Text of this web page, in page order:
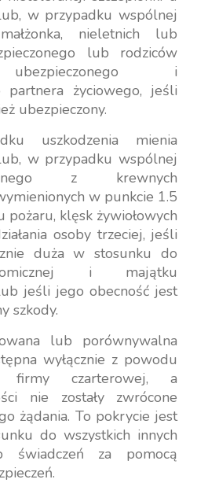
w przypadku wspólnej
nieletnich lub
lub rodziców
i
partnera życiowego, jeśli
ubezpieczony.
uszkodzenia mienia
w przypadku wspólnej
z krewnych
w punkcie 1.5
klęsk żywiołowych
osoby trzeciej, jeśli
duża w stosunku do
i majątku
jeśli jego obecność jest
szkody.
lub porównywalna
wyłącznie z powodu
firmy czarterowej, a
nie zostały zwrócone
żądania. To pokrycie jest
do wszystkich innych
świadczeń za pomocą